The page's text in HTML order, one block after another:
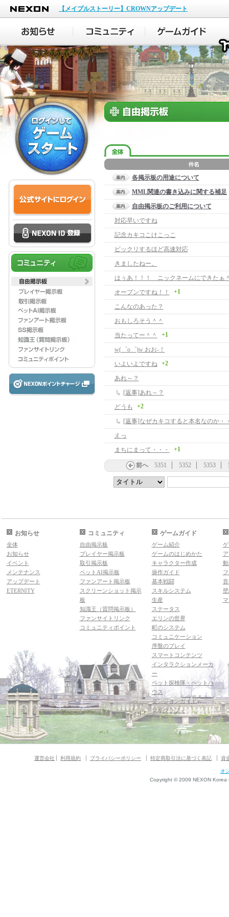
NEXON
【メイプルストーリー】CROWNアップデート
各掲示板の用途について
MML関連の書き込みに関する補足
自由掲示板のご利用について
対応早いですね
記念カキコこけこっこ
ビックリするほど高速対応
きましたねー。
はぅあ！！！ ニックネームにできたぁ
オープンですね！！
+1
こんなのあった？
おもしろそう＾＾
当たってー＾＾
+1
w(゜o゜)w おお-！
いよいよですね
+2
あれ～？
[返事]あれ～？
どうも
+2
[返事]なぜカキコすると本名なのか・
えっ
まちにまって・・・
+1
前へ 5351 5352 5353
お知らせ
全体
お知らせ
イベント
メンテナンス
アップデート
ETERNITY
コミュニティ
自由掲示板
プレイヤー掲示板
取引掲示板
ペットAI掲示板
ファンアート掲示板
スクリーンショット掲示
板
知識王（質問掲示板）
ファンサイトリンク
コミュニティポイント
ゲームガイド
ゲーム紹介
ゲームのはじめかた
キャラクター作成
操作ガイド
基本戦闘
スキルシステム
生産
ステータス
エリンの世界
町のシステム
コミュニケーション
序盤のプレイ
スマートコンテンツ
インタラクションメーカ
ー
ペット探検隊・ペットハ
ウス
ダンジョンガイド
マギグラフィ
運営会社 利用規約 プライバシーポリシー 特定商取引法に基づく表記 資
オ
Copyright © 2009 NEXON Korea